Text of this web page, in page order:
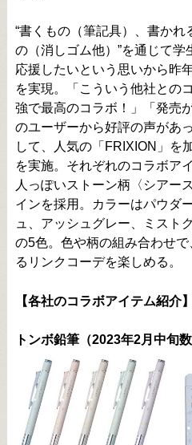
“書くもの（筆記具）、書かれ
の（消しゴム他）”を通じて学
応援したいという思いから昨
を実現。「こういう他社との
強で最高のコラボ！」「発売
のユーザーから好評の声があ
して、人気の「FRIXION」を
を実施。それぞれのコラボア
人っぽいストーン柄〈シアー
インを採用。カラーはパウダ
ュ、アッシュグレー、ミスト
の5色。色や柄の組み合わせ
るリンクコーデを楽しめる。
【各社のコラボアイテム紹介】
トンボ鉛筆（2023年2月中旬